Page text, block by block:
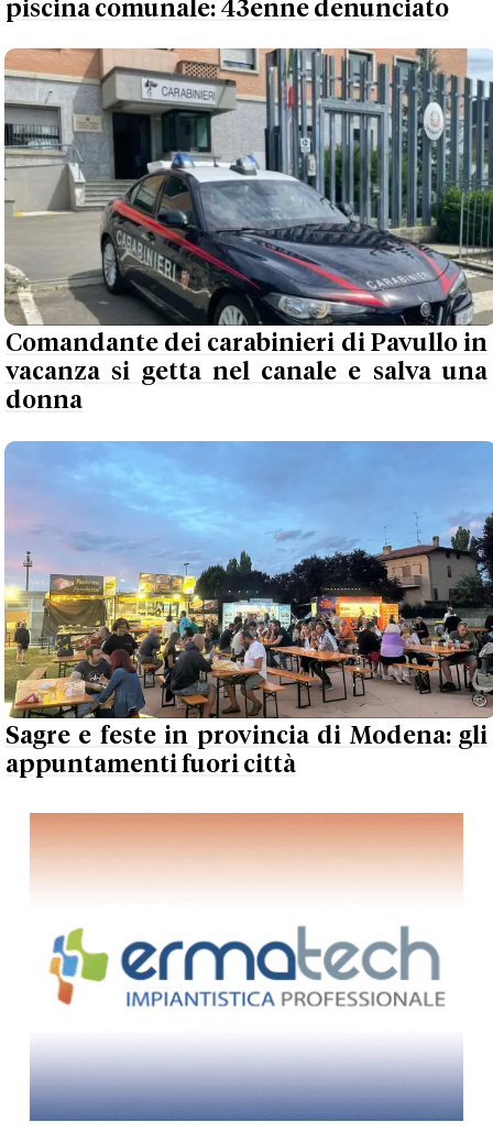
piscina comunale: 43enne denunciato
Comandante dei carabinieri di Pavullo in
vacanza si getta nel canale e salva una
donna
Sagre e feste in provincia di Modena: gli
appuntamenti fuori città